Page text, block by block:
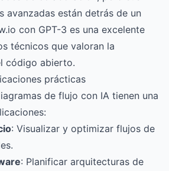
avanzadas están detrás de un
con GPT-3 es una excelente
técnicos que valoran la
código abierto.
prácticas
de flujo con IA tienen una
: Visualizar y optimizar flujos de
: Planificar arquitecturas de